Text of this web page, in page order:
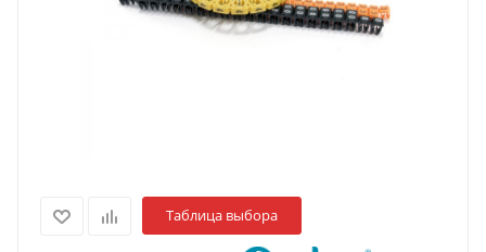
Таблица выбора